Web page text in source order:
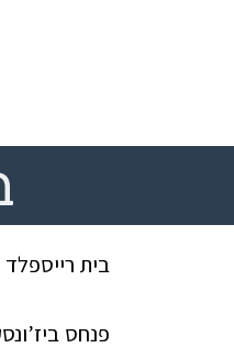
בית רייספלד
פנחס